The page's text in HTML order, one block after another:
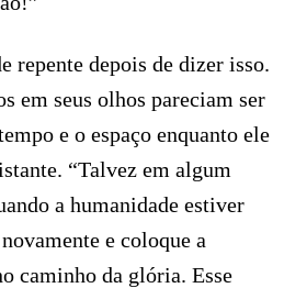
repente depois de dizer isso.
em seus olhos pareciam ser
e o espaço enquanto ele
“Talvez em algum
a humanidade estiver
e coloque a
caminho da glória. Esse